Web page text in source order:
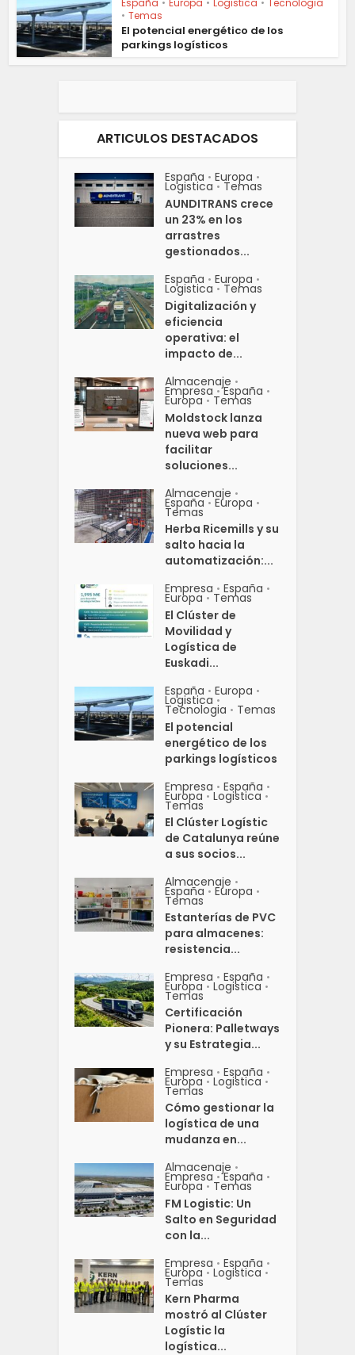
• Temas
El potencial energético de los
parkings logísticos
ARTICULOS DESTACADOS
España • Europa •
Logistica • Temas
AUNDITRANS crece
un 23% en los
arrastres
gestionados...
España • Europa •
Logistica • Temas
Digitalización y
eficiencia
operativa: el
impacto de...
Almacenaje •
Empresa • España •
Europa • Temas
Moldstock lanza
nueva web para
facilitar
soluciones...
Almacenaje •
España • Europa •
Temas
Herba Ricemills y su
salto hacia la
automatización:...
Empresa • España •
Europa • Temas
El Clúster de
Movilidad y
Logística de
Euskadi...
España • Europa •
Logistica •
Tecnologia • Temas
El potencial
energético de los
parkings logísticos
Empresa • España •
Europa • Logistica •
Temas
El Clúster Logístic
de Catalunya reúne
a sus socios...
Almacenaje •
España • Europa •
Temas
Estanterías de PVC
para almacenes:
resistencia...
Empresa • España •
Europa • Logistica •
Temas
Certificación
Pionera: Palletways
y su Estrategia...
Empresa • España •
Europa • Logistica •
Temas
Cómo gestionar la
logística de una
mudanza en...
Almacenaje •
Empresa • España •
Europa • Temas
FM Logistic: Un
Salto en Seguridad
con la...
Empresa • España •
Europa • Logistica •
Temas
Kern Pharma
mostró al Clúster
Logístic la
logística...